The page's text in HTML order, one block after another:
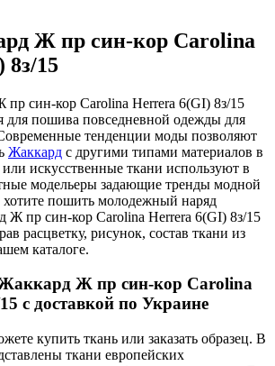
Ж пр син-кор Carolina
15
син-кор Carolina Herrera 6(GI) 8з/15
для пошива повседневной одежды для
тенденции моды позволяют
Жаккард с другими типами материалов в
искусственные ткани используют в
модельеры задающие тренды модной
пошить молодежный наряд
Ж пр син-кор Carolina Herrera 6(GI) 8з/15
расцветку, рисунок, состав ткани из
каталоге.
Жаккард Ж пр син-кор Carolina
с доставкой по Украине
купить ткань или заказать образец. В
ткани европейских